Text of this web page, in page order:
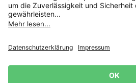
Sicher einkaufen mit
AGB